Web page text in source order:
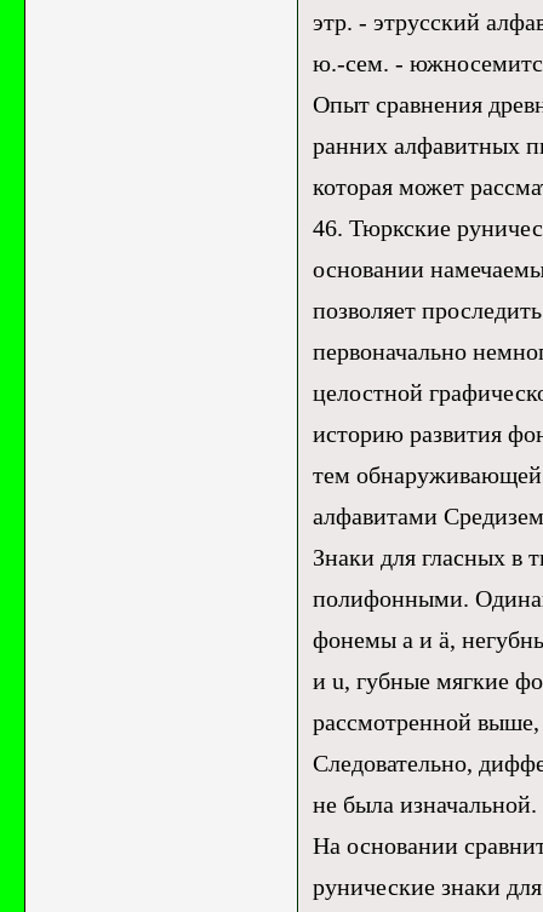
этр. - этрусский
ю.-сем. -
Опыт сравнения
ранних алфавитных
которая может
46. Тюркские
основании
позволяет
первоначально
целостной
историю развития
тем обнаруживающей
алфавитами
Знаки для гласных в
полифонными.
фонемы a и ä,
и u, губные мягкие
рассмотренной
Следовательно,
не была изначальной.
На основании
рунические знаки